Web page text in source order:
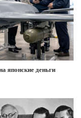
японские деньги